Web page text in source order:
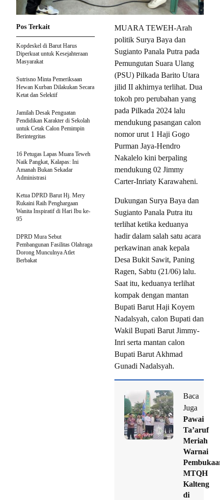
MUARA TEWEH-Arah
politik Surya Baya dan
Sugianto Panala Putra pada
Pemungutan Suara Ulang
(PSU) Pilkada Barito Utara
jilid II akhirnya terlihat. Dua
tokoh pro perubahan yang
pada Pilkada 2024 lalu
mendukung pasangan calon
nomor urut 1 Haji Gogo
Purman Jaya-Hendro
Nakalelo kini berpaling
mendukung 02 Jimmy
Carter-Inriaty Karawaheni.
Dukungan Surya Baya dan
Sugianto Panala Putra itu
terlihat ketika keduanya
hadir dalam salah satu acara
perkawinan anak kepala
Desa Bukit Sawit, Paning
Ragen, Sabtu (21/06) lalu.
Saat itu, keduanya terlihat
kompak dengan mantan
Bupati Barut Haji Koyem
Nadalsyah, calon Bupati dan
Wakil Bupati Barut Jimmy-
Inri serta mantan calon
Bupati Barut Akhmad
Gunadi Nadalsyah.
Baca
Juga
Pawai
Ta’aruf
Meriah
Warnai
MTQH
Kalteng
di
Pos Terkait
Kopdeskel di Barut Harus
Diperkuat untuk Kesejahteraan
Masyarakat
Sutrisno Minta Pemeriksaan
Hewan Kurban Dilakukan Secara
Ketat dan Selektif
Jamilah Desak Penguatan
Pendidikan Karakter di Sekolah
untuk Cetak Calon Pemimpin
Berintegritas
16 Petugas Lapas Muara Teweh
Naik Pangkat, Kalapas: Ini
Amanah Bukan Sekadar
Administrasi
Ketua DPRD Barut Hj. Mery
Rukaini Raih Penghargaan
Wanita Inspiratif di Hari Ibu ke-
95
DPRD Mura Sebut
Pembangunan Fasilitas Olahraga
Dorong Munculnya Atlet
Berbakat